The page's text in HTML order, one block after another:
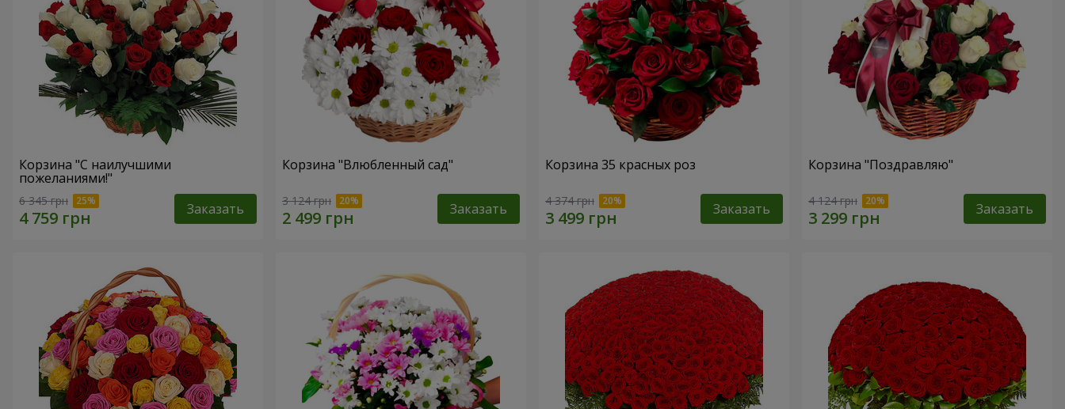
Корзина "С наилучшими
пожеланиями!"
6 345 грн Заказать
Корзина "Влюбленный сад"
3 124 грн Заказать
Корзина 35 красных роз
4 374 грн Заказать
Корзина "Поздравляю"
4 124 грн Заказать